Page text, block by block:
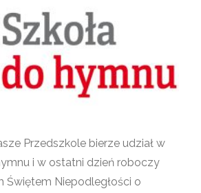
Przedszkole bierze udział w
i w ostatni dzień roboczy
Świętem Niepodległości o